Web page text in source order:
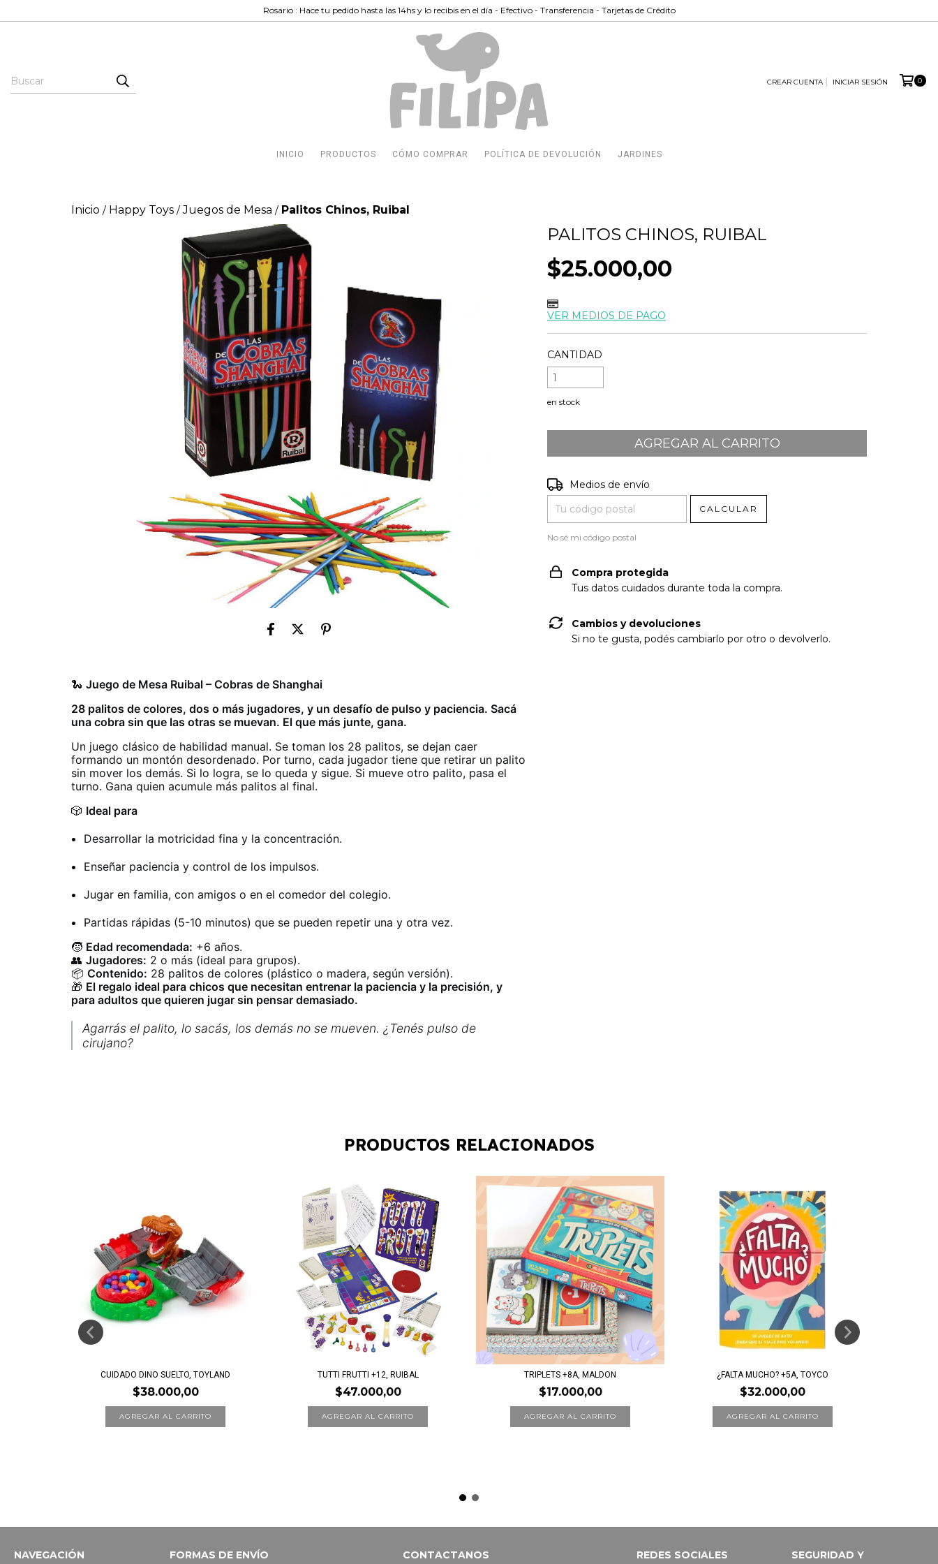
Rosario : Hace tu pedido hasta las 14hs y lo recibis en el día - Efectivo - Transferencia - Tarjetas de Crédito
CREAR CUENTA INICIAR SESIÓN 0
INICIO PRODUCTOS CÓMO COMPRAR POLÍTICA DE DEVOLUCIÓN JARDINES
Inicio / Happy Toys / Juegos de Mesa / Palitos Chinos, Ruibal
🐍 Juego de Mesa Ruibal – Cobras de Shanghai
28 palitos de colores, dos o más jugadores, y un desafío de pulso y paciencia. Sacá
una cobra sin que las otras se muevan. El que más junte, gana.
Un juego clásico de habilidad manual. Se toman los 28 palitos, se dejan caer
formando un montón desordenado. Por turno, cada jugador tiene que retirar un palito
sin mover los demás. Si lo logra, se lo queda y sigue. Si mueve otro palito, pasa el
turno. Gana quien acumule más palitos al final.
🎲 Ideal para
Desarrollar la motricidad fina y la concentración.
Enseñar paciencia y control de los impulsos.
Jugar en familia, con amigos o en el comedor del colegio.
Partidas rápidas (5-10 minutos) que se pueden repetir una y otra vez.
🧒 Edad recomendada: +6 años.
👥 Jugadores: 2 o más (ideal para grupos).
📦 Contenido: 28 palitos de colores (plástico o madera, según versión).
🎁 El regalo ideal para chicos que necesitan entrenar la paciencia y la precisión, y
para adultos que quieren jugar sin pensar demasiado.
Agarrás el palito, lo sacás, los demás no se mueven. ¿Tenés pulso de
cirujano?
PALITOS CHINOS, RUIBAL
$25.000,00
VER MEDIOS DE PAGO
CANTIDAD
en stock
Entregas para el CP:
Medios de envío
CALCULAR
No sé mi código postal
Compra protegida
Tus datos cuidados durante toda la compra.
Cambios y devoluciones
Si no te gusta, podés cambiarlo por otro o devolverlo.
PRODUCTOS RELACIONADOS
CUIDADO DINO SUELTO, TOYLAND
$38.000,00
TUTTI FRUTTI +12, RUIBAL
$47.000,00
TRIPLETS +8A, MALDON
$17.000,00
¿FALTA MUCHO? +5A, TOYCO
$32.000,00
NAVEGACIÓN FORMAS DE ENVÍO CONTACTANOS REDES SOCIALES
SEGURIDAD Y